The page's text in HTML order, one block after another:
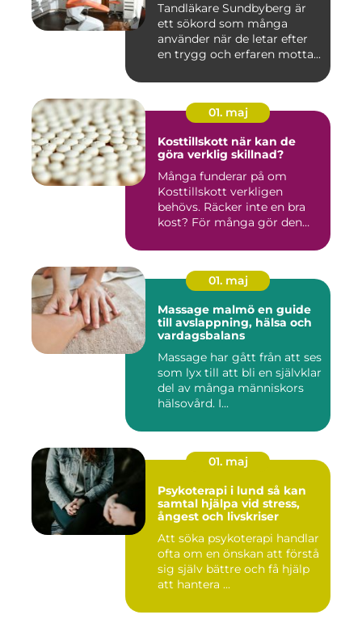
Tandläkare Sundbyberg är
ett sökord som många
använder när de letar efter
en trygg och erfaren motta...
01. maj
Kosttillskott när kan de
göra verklig skillnad?
Många funderar på om
Kosttillskott verkligen
behövs. Räcker inte en bra
kost? För många gör den
01. maj
Massage malmö en guide
till avslappning, hälsa och
vardagsbalans
Massage har gått från att ses
som lyx till att bli en självklar
del av många människors
hälsovård. I...
01. maj
Psykoterapi i lund så kan
samtal hjälpa vid stress,
ångest och livskriser
Att söka psykoterapi handlar
ofta om en önskan att förstå
sig själv bättre och få hjälp
att hantera ...